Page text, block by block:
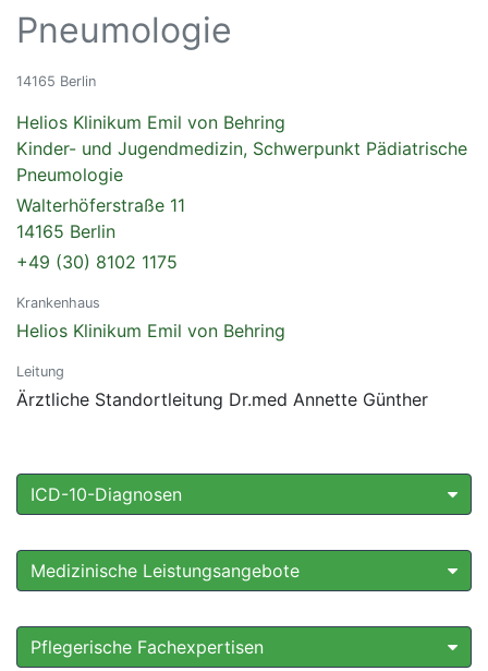
Pneumologie
14165 Berlin
Helios Klinikum Emil von Behring
Kinder- und Jugendmedizin, Schwerpunkt Pädiatrische
Pneumologie
Walterhöferstraße 11
14165 Berlin
+49 (30) 8102 1175
Krankenhaus
Helios Klinikum Emil von Behring
Leitung
Ärztliche Standortleitung Dr.med Annette Günther
ICD-10-Diagnosen
Medizinische Leistungsangebote
Pflegerische Fachexpertisen